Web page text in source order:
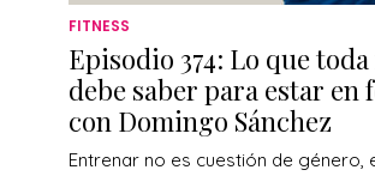
FITNESS
Episodio 374: Lo que
debe saber para estar en
con Domingo Sánchez
Entrenar no es cuestión de género,